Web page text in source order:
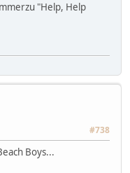
"Help, Help
#738
Boys...